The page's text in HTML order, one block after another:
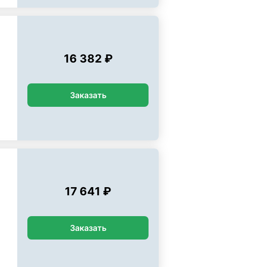
16 382 ₽
Заказать
17 641 ₽
Заказать